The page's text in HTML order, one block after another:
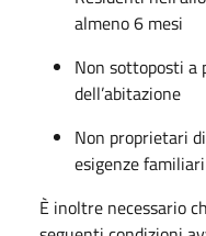
almeno 6 mesi
Non sottoposti a
dell’abitazione
Non proprietari
esigenze familiari
È inoltre necessario